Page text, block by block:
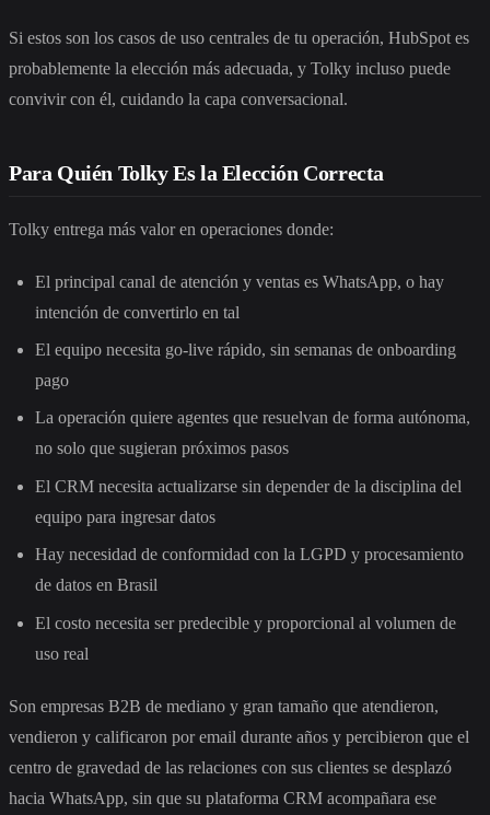
Si estos son los casos de uso centrales de tu operación, HubSpot es
probablemente la elección más adecuada, y Tolky incluso puede
convivir con él, cuidando la capa conversacional.
Para Quién Tolky Es la Elección Correcta
Tolky entrega más valor en operaciones donde:
El principal canal de atención y ventas es WhatsApp, o hay
intención de convertirlo en tal
El equipo necesita go-live rápido, sin semanas de onboarding
pago
La operación quiere agentes que resuelvan de forma autónoma,
no solo que sugieran próximos pasos
El CRM necesita actualizarse sin depender de la disciplina del
equipo para ingresar datos
Hay necesidad de conformidad con la LGPD y procesamiento
de datos en Brasil
El costo necesita ser predecible y proporcional al volumen de
uso real
Son empresas B2B de mediano y gran tamaño que atendieron,
vendieron y calificaron por email durante años y percibieron que el
centro de gravedad de las relaciones con sus clientes se desplazó
hacia WhatsApp, sin que su plataforma CRM acompañara ese